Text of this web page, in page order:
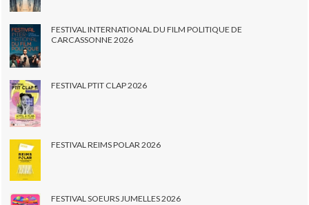
FESTIVAL INTERNATIONAL DU FILM POLITIQUE DE
CARCASSONNE 2026
FESTIVAL PTIT CLAP 2026
FESTIVAL REIMS POLAR 2026
FESTIVAL SOEURS JUMELLES 2026